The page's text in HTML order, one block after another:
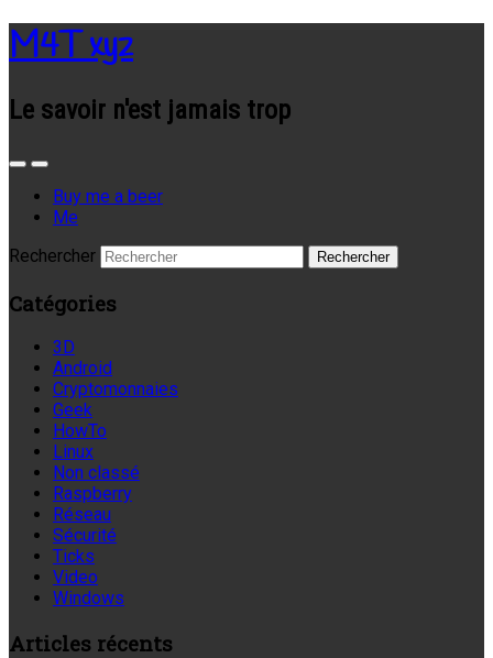
M4T xyz
Le savoir n'est jamais trop
Buy me a beer
Me
Rechercher
Catégories
3D
Android
Cryptomonnaies
Geek
HowTo
Linux
Non classé
Raspberry
Réseau
Sécurité
Ticks
Video
Windows
Articles récents